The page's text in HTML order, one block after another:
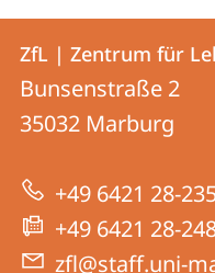
Kontakt
und
Informationen
zur
Website
ZfL
|
Zentrum
für
ZfL | Zentrum für
Bunsenstraße 2
35032 Marburg
+49 6421 28-
+49 6421 28-
zfl@staff.uni-